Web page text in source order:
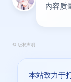
内容质
© 版权声明
本站致力于